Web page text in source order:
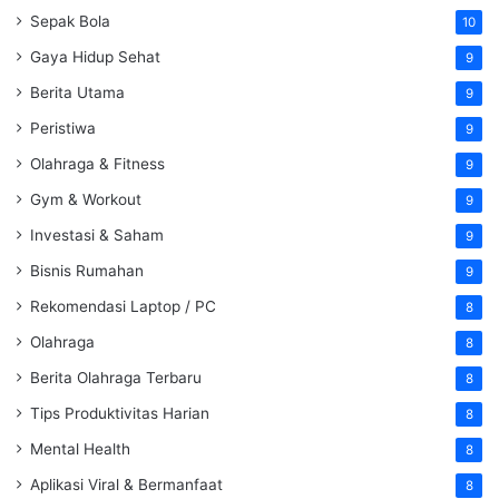
Sepak Bola 10
Gaya Hidup Sehat 9
Berita Utama 9
Peristiwa 9
Olahraga & Fitness 9
Gym & Workout 9
Investasi & Saham 9
Bisnis Rumahan 9
Rekomendasi Laptop / PC 8
Olahraga 8
Berita Olahraga Terbaru 8
Tips Produktivitas Harian 8
Mental Health 8
Aplikasi Viral & Bermanfaat 8